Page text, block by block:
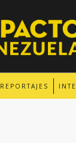
REPORTAJES